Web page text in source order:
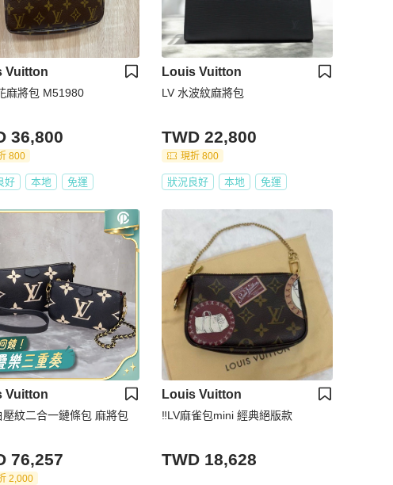
Vuitton
麻將包 M51980
36,800
800
好 本地 免運
Louis Vuitton
LV 水波紋麻將包
TWD 22,800
現折 800
狀況良好 本地 免運
Vuitton
壓紋二合一鏈條包 麻將包
76,257
2,000
Louis Vuitton
‼️LV麻雀包mini 經典絕版款
TWD 18,628